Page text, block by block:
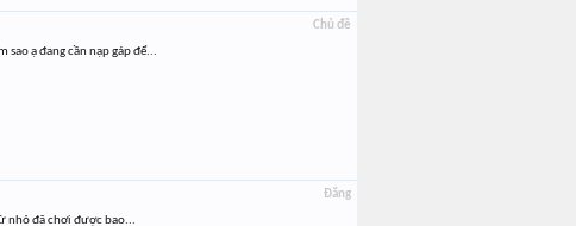
Chủ đề
sao ạ đang cần nạp gáp để...
Đăng
nhỏ đã chơi được bao...